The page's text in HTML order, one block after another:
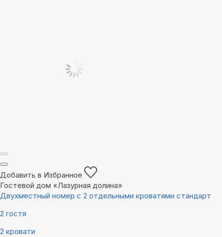
Добавить в Избранное
Гостевой дом «Лазурная долина»
Двухместный номер с 2 отдельными кроватями стандарт
2 гостя
2 кровати